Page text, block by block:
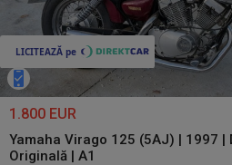
1.800 EUR
Yamaha Virago 125 (5AJ) | 1997 |
Originală | A1